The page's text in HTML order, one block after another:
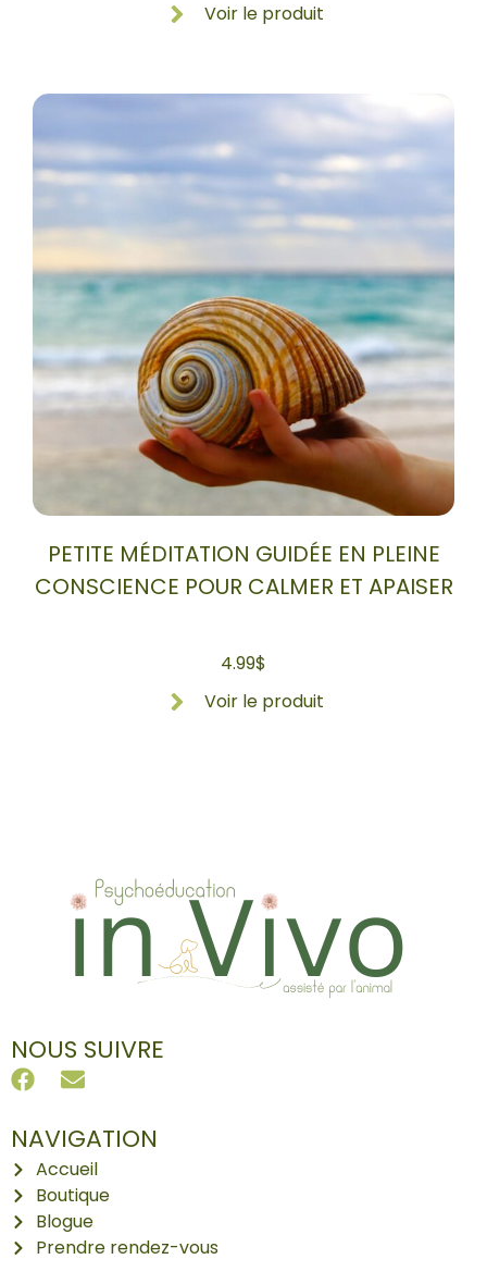
Voir le produit
PETITE MÉDITATION GUIDÉE EN PLEINE
CONSCIENCE POUR CALMER ET APAISER
4.99$
Voir le produit
NAVIGATION
Accueil
Boutique
Blogue
Prendre rendez-vous
NOUS SUIVRE